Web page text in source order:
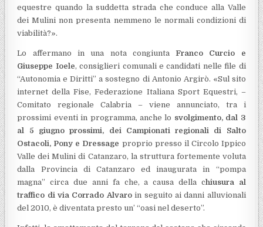
equestre quando la suddetta strada che conduce alla Valle
dei Mulini non presenta nemmeno le normali condizioni di
viabilità?».
Lo affermano in una nota congiuntaFranco Curcio e
Giuseppe Ioele, consiglieri comunali e candidati nelle file di
“Autonomia e Diritti” a sostegno di Antonio Argirò. «Sul sito
internet della Fise, Federazione Italiana Sport Equestri, –
Comitato regionale Calabria – viene annunciato, tra i
prossimi eventi in programma, anche lo svolgimento, dal 3
al 5 giugno prossimi, dei Campionati regionali di Salto
Ostacoli, Pony e Dressage proprio presso il Circolo Ippico
Valle dei Mulini di Catanzaro, la struttura fortemente voluta
dalla Provincia di Catanzaro ed inaugurata in “pompa
magna” circa due anni fa che, a causa della chiusura al
traffico di via Corrado Alvaroin seguito ai danni alluvionali
del 2010, è diventata presto un’ “oasi nel deserto”.